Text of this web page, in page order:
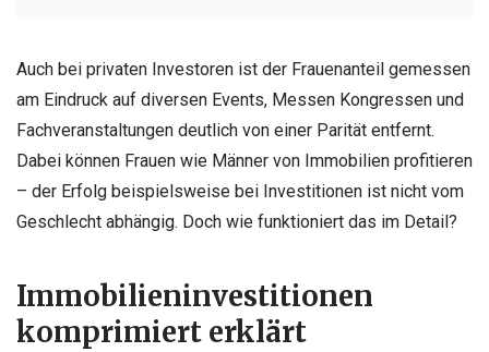
Auch bei privaten Investoren ist der Frauenanteil gemessen
am Eindruck auf diversen Events, Messen Kongressen und
Fachveranstaltungen deutlich von einer Parität entfernt.
Dabei können Frauen wie Männer von Immobilien profitieren
– der Erfolg beispielsweise bei Investitionen ist nicht vom
Geschlecht abhängig. Doch wie funktioniert das im Detail?
Immobilieninvestitionen
komprimiert erklärt